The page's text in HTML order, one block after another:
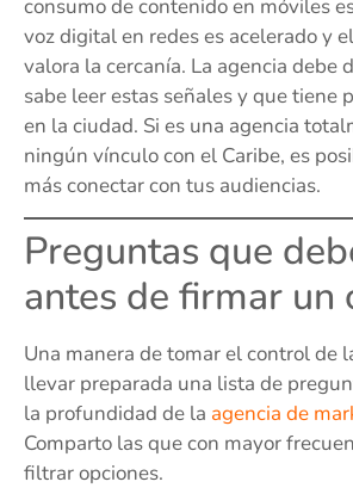
consumo de contenido en móviles
voz digital en redes es acelerado y
valora la cercanía. La agencia debe
sabe leer estas señales y que tiene
en la ciudad. Si es una agencia
ningún vínculo con el Caribe, es
más conectar con tus audiencias.
Preguntas que
antes de firmar un
Una manera de tomar el control de
llevar preparada una lista de
la profundidad de la agencia de
Comparto las que con mayor
filtrar opciones.